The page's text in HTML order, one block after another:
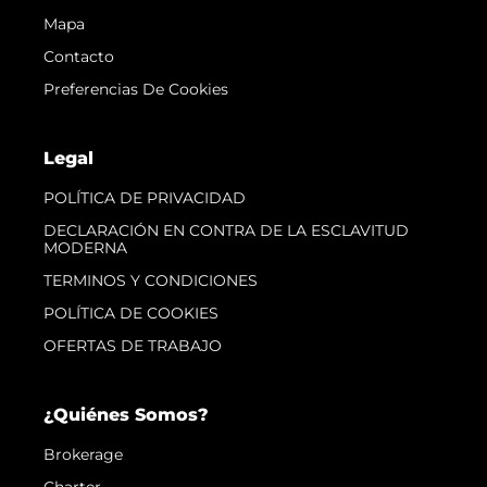
Mapa
Contacto
Preferencias De Cookies
Legal
POLÍTICA DE PRIVACIDAD
DECLARACIÓN EN CONTRA DE LA ESCLAVITUD
MODERNA
TERMINOS Y CONDICIONES
POLÍTICA DE COOKIES
OFERTAS DE TRABAJO
¿Quiénes Somos?
Brokerage